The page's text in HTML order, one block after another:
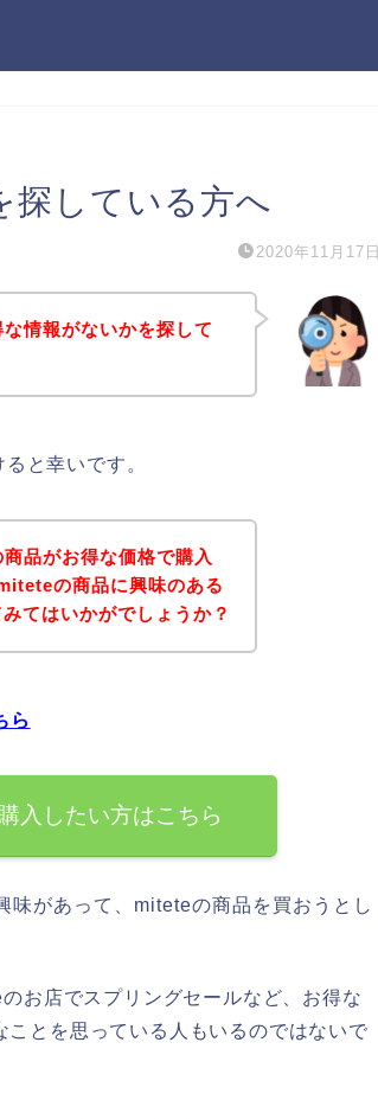
探している方へ
2020年11月17日
情報がないかを探して
と幸いです。
品がお得な価格で購入
の商品に興味のある
てはいかがでしょうか？
ら
入したい方はこちら
味があって、miteteの商品を買おうとし
お店でスプリングセールなど、お得な
とを思っている人もいるのではないで